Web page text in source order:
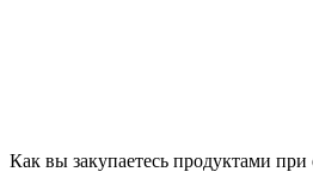
Как вы закупаетесь продуктами